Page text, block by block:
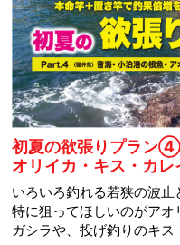
初夏の欲張りプラン
オリイカ・キス・カレ
いろいろ釣れる若狭の波止
特に狙ってほしいのがアオ
ガシラや、投げ釣りのキ